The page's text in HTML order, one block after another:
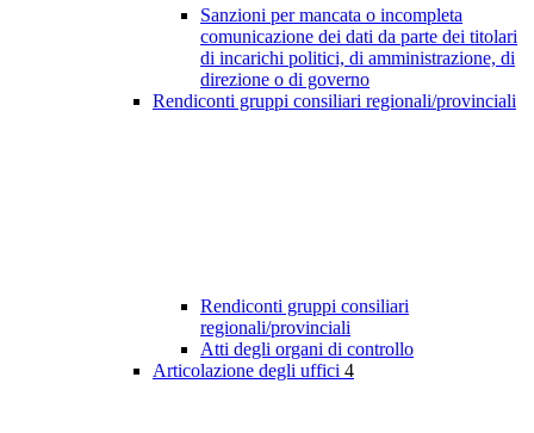
Sanzioni per mancata o incompleta
comunicazione dei dati da parte dei titolari
di incarichi politici, di amministrazione, di
direzione o di governo
Rendiconti gruppi consiliari regionali/provinciali
Rendiconti gruppi consiliari
regionali/provinciali
Atti degli organi di controllo
Articolazione degli uffici 4